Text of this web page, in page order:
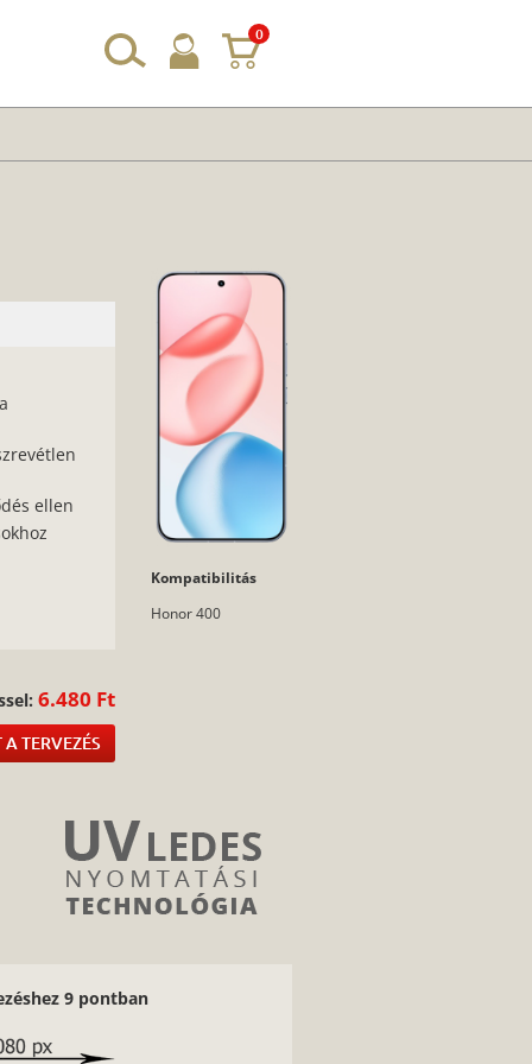
0
ellen
6.480 Ft
TERVEZÉS
Kompatibilitás
Honor 400
9 pontban